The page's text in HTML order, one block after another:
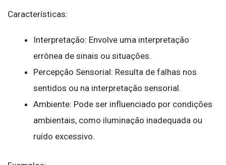
Características:
Interpretação: Envolve uma interpretação
errônea de sinais ou situações.
Percepção Sensorial: Resulta de falhas nos
sentidos ou na interpretação sensorial.
Ambiente: Pode ser influenciado por condições
ambientais, como iluminação inadequada ou
ruído excessivo.